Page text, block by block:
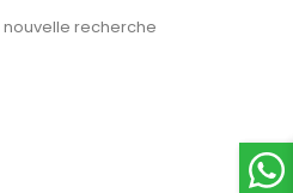
nouvelle recherche